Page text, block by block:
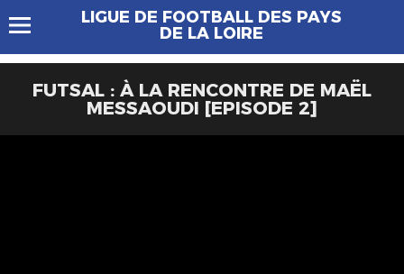
LIGUE DE FOOTBALL DES PAYS
DE LA LOIRE
FUTSAL : À LA RENCONTRE DE MAËL
MESSAOUDI [EPISODE 2]